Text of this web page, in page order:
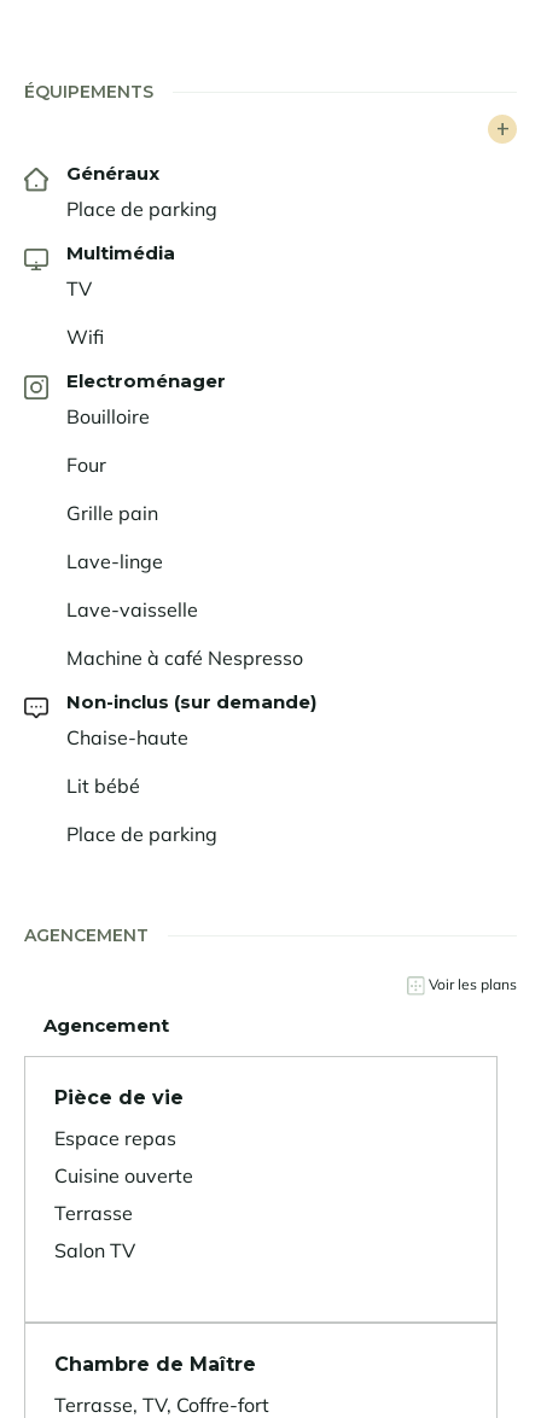
2m).
ÉQUIPEMENTS
Généraux
Place de parking
Multimédia
TV
Wifi
Electroménager
Bouilloire
Four
Grille pain
Lave-linge
Lave-vaisselle
Machine à café Nespresso
Non-inclus (sur demande)
Chaise-haute
Lit bébé
Place de parking
AGENCEMENT
Voir les plans
Agencement
Pièce de vie
Espace repas
Cuisine ouverte
Terrasse
Salon TV
Chambre de Maître
Terrasse, TV, Coffre-fort